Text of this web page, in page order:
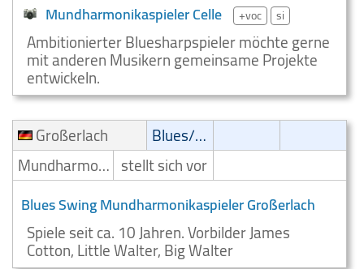
Mundharmonikaspieler Celle +voc si
Ambitionierter Bluesharpspieler möchte gerne
mit anderen Musikern gemeinsame Projekte
entwickeln.
Großerlach
Blues/Swing
Mundharmonikaspieler stellt sich vor
Blues Swing Mundharmonikaspieler Großerlach
Spiele seit ca. 10 Jahren. Vorbilder James
Cotton, Little Walter, Big Walter